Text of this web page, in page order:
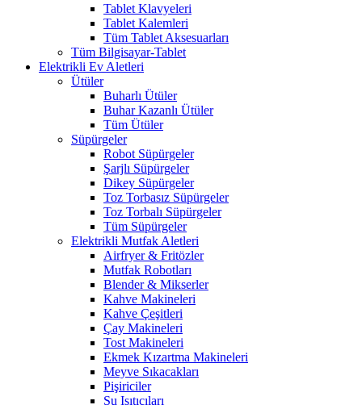
Tablet Klavyeleri
Tablet Kalemleri
Tüm Tablet Aksesuarları
Tüm Bilgisayar-Tablet
Elektrikli Ev Aletleri
Ütüler
Buharlı Ütüler
Buhar Kazanlı Ütüler
Tüm Ütüler
Süpürgeler
Robot Süpürgeler
Şarjlı Süpürgeler
Dikey Süpürgeler
Toz Torbasız Süpürgeler
Toz Torbalı Süpürgeler
Tüm Süpürgeler
Elektrikli Mutfak Aletleri
Airfryer & Fritözler
Mutfak Robotları
Blender & Mikserler
Kahve Makineleri
Kahve Çeşitleri
Çay Makineleri
Tost Makineleri
Ekmek Kızartma Makineleri
Meyve Sıkacakları
Pişiriciler
Su Isıtıcıları